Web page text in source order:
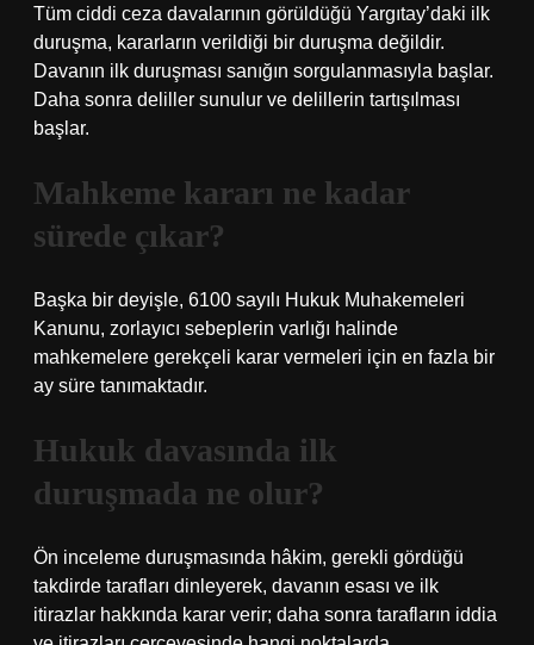
Tüm ciddi ceza davalarının görüldüğü Yargıtay’daki ilk
duruşma, kararların verildiği bir duruşma değildir.
Davanın ilk duruşması sanığın sorgulanmasıyla başlar.
Daha sonra deliller sunulur ve delillerin tartışılması
başlar.
Mahkeme kararı ne kadar
sürede çıkar?
Başka bir deyişle, 6100 sayılı Hukuk Muhakemeleri
Kanunu, zorlayıcı sebeplerin varlığı halinde
mahkemelere gerekçeli karar vermeleri için en fazla bir
ay süre tanımaktadır.
Hukuk davasında ilk
duruşmada ne olur?
Ön inceleme duruşmasında hâkim, gerekli gördüğü
takdirde tarafları dinleyerek, davanın esası ve ilk
itirazlar hakkında karar verir; daha sonra tarafların iddia